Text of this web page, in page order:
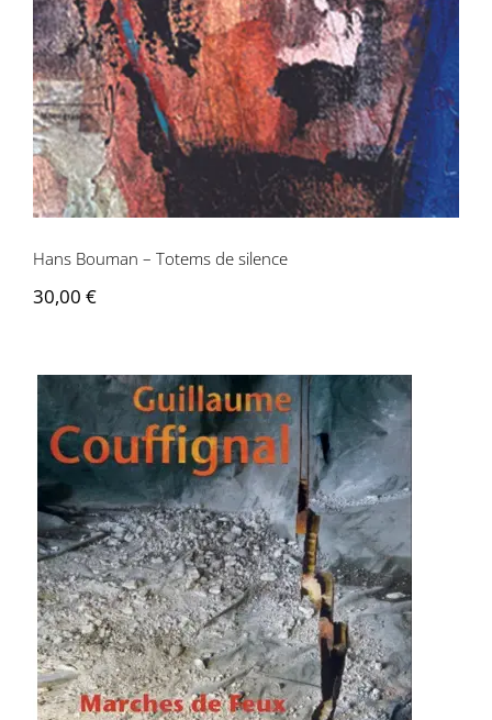
Hans Bouman – Totems de silence
30,00 €
Guillaume Couffignal – Marches de feux